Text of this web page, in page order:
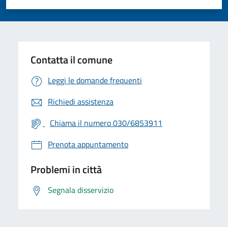
Valuta 5 stelle su 5
Valuta 4 stelle su 5
Valuta 3 stelle su 5
Valuta 2 stelle su 5
Valuta 1 stelle su 5
Contatta il comune
Leggi le domande frequenti
Richiedi assistenza
Chiama il numero 030/6853911
Prenota appuntamento
Problemi in città
Segnala disservizio